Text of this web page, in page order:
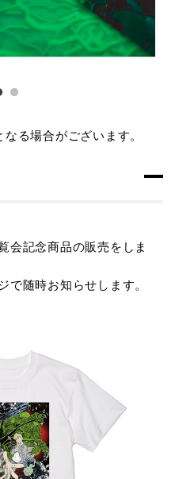
る場合がございます。
会記念商品の販売をしま
随時お知らせします。